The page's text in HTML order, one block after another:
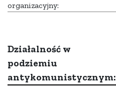
organizacyjny:
Działalność w
podziemiu
antykomunistycznym: